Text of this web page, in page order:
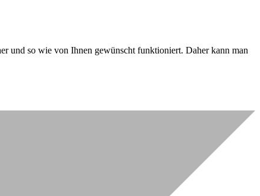
und so wie von Ihnen gewünscht funktioniert. Daher kann man